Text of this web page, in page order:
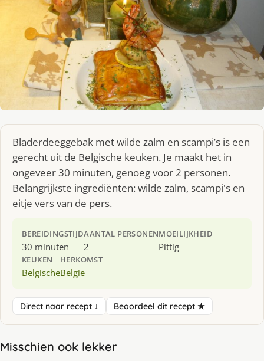
Bladerdeeggebak met wilde zalm en scampi’s is een
gerecht uit de Belgische keuken. Je maakt het in
ongeveer 30 minuten, genoeg voor 2 personen.
Belangrijkste ingrediënten: wilde zalm, scampi's en
eitje vers van de pers.
BEREIDINGSTIJD
30 minuten
AANTAL PERSONEN
2
MOEILIJKHEID
Pittig
KEUKEN
Belgische
HERKOMST
Belgie
Direct naar recept ↓ Beoordeel dit recept ★
Misschien ook lekker